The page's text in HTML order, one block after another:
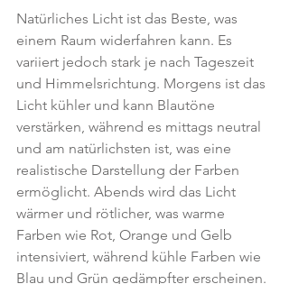
Natürliches Licht ist das Beste, was
einem Raum widerfahren kann. Es
variiert jedoch stark je nach Tageszeit
und Himmelsrichtung. Morgens ist das
Licht kühler und kann Blautöne
verstärken, während es mittags neutral
und am natürlichsten ist, was eine
realistische Darstellung der Farben
ermöglicht. Abends wird das Licht
wärmer und rötlicher, was warme
Farben wie Rot, Orange und Gelb
intensiviert, während kühle Farben wie
Blau und Grün gedämpfter erscheinen.